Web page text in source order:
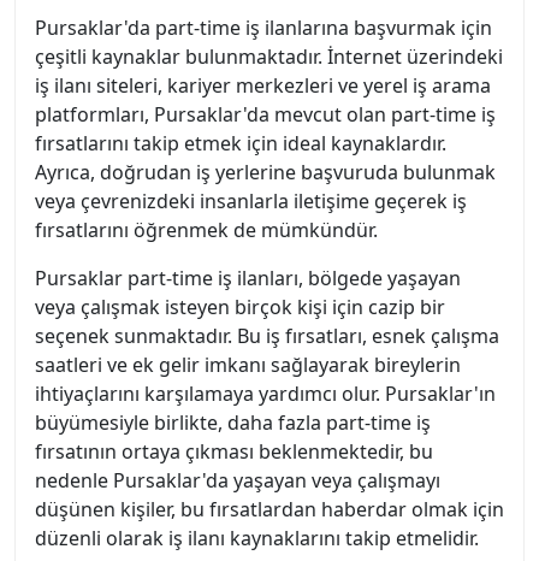
Pursaklar'da part-time iş ilanlarına başvurmak için
çeşitli kaynaklar bulunmaktadır. İnternet üzerindeki
iş ilanı siteleri, kariyer merkezleri ve yerel iş arama
platformları, Pursaklar'da mevcut olan part-time iş
fırsatlarını takip etmek için ideal kaynaklardır.
Ayrıca, doğrudan iş yerlerine başvuruda bulunmak
veya çevrenizdeki insanlarla iletişime geçerek iş
fırsatlarını öğrenmek de mümkündür.
Pursaklar part-time iş ilanları, bölgede yaşayan
veya çalışmak isteyen birçok kişi için cazip bir
seçenek sunmaktadır. Bu iş fırsatları, esnek çalışma
saatleri ve ek gelir imkanı sağlayarak bireylerin
ihtiyaçlarını karşılamaya yardımcı olur. Pursaklar'ın
büyümesiyle birlikte, daha fazla part-time iş
fırsatının ortaya çıkması beklenmektedir, bu
nedenle Pursaklar'da yaşayan veya çalışmayı
düşünen kişiler, bu fırsatlardan haberdar olmak için
düzenli olarak iş ilanı kaynaklarını takip etmelidir.